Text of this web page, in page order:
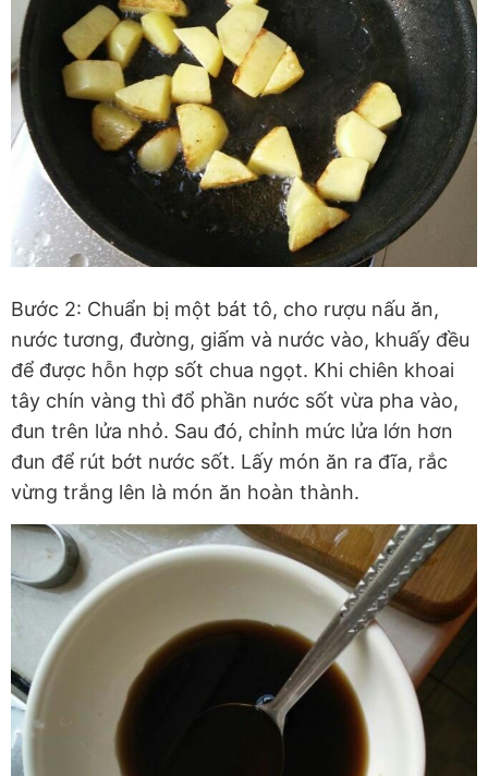
Bước 2: Chuẩn bị một bát tô, cho rượu nấu ăn,
nước tương, đường, giấm và nước vào, khuấy đều
để được hỗn hợp sốt chua ngọt. Khi chiên khoai
tây chín vàng thì đổ phần nước sốt vừa pha vào,
đun trên lửa nhỏ. Sau đó, chỉnh mức lửa lớn hơn
đun để rút bớt nước sốt. Lấy món ăn ra đĩa, rắc
vừng trắng lên là món ăn hoàn thành.